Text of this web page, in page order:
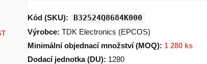
Kód (SKU): B32524Q8684K000
Výrobce: TDK Electronics (EPCOS)
Minimální objednací množství (MOQ): 1 280 ks
Dodací jednotka (DU): 1280